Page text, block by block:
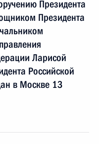
Президента
Президента
Ларисой
Российской
в Москве 13